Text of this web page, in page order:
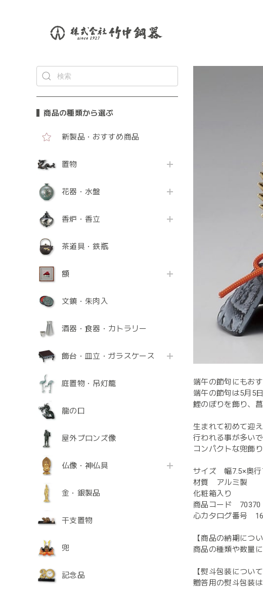
商品の種類から選ぶ
新製品・おすすめ商品
置物
花器・水盤
香炉・香立
茶道具・鉄瓶
額
文鎮・朱肉入
酒器・食器・カトラリー
飾台・皿立・ガラスケース
庭置物・吊灯籠
龍の口
屋外ブロンズ像
仏像・神仏具
金・銀製品
干支置物
兜
記念品
端午の節句にもお
端午の節句は5月5
鯉のぼりを飾り、
生まれて初めて迎
行われる事が多い
コンパクトな兜飾
サイズ 幅7.5×奥行
材質 アルミ製
化粧箱入り
商品コード 70370
心カタログ番号
【商品の納期につい
商品の種類や数量
【熨斗包装について
贈答用の熨斗包装